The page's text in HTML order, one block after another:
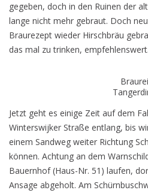
gegeben, doch in den Ruinen der
lange nicht mehr gebraut. Doch
Braurezept wieder Hirschbräu
das mal zu trinken, empfehlenswert.
Braurei
Jetzt geht es einige Zeit auf dem
Winterswijker Straße entlang, bis
einem Sandweg weiter Richtung
können. Achtung an dem
Bauernhof (Haus-Nr. 51) laufen,
Ansage abgeholt. Am